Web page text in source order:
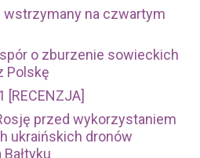
wstrzymany na czwartym
o zburzenie sowieckich
Polskę
[RECENZJA]
przed wykorzystaniem
ukraińskich dronów